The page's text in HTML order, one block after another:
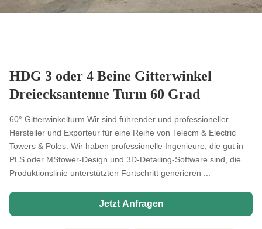
HDG 3 oder 4 Beine Gitterwinkel
Dreiecksantenne Turm 60 Grad
60° Gitterwinkelturm Wir sind führender und professioneller
Hersteller und Exporteur für eine Reihe von Telecm & Electric
Towers & Poles. Wir haben professionelle Ingenieure, die gut in
PLS oder MStower-Design und 3D-Detailing-Software sind, die
Produktionslinie unterstützten Fortschritt generieren ...
Jetzt Anfragen